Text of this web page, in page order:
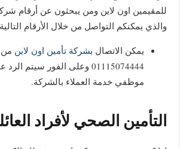
للمقيمين اون لاين ومن يبحثون عن أرقام
والذي يمكنكم التواصل من خلال الأرقام
يمكن الاتصال بشركة تأمين اون لاين من
01115074444 وعلى الفور سيتم
موظفي خدمة العملاء بالشركة.
التأمين الصحي لأفراد